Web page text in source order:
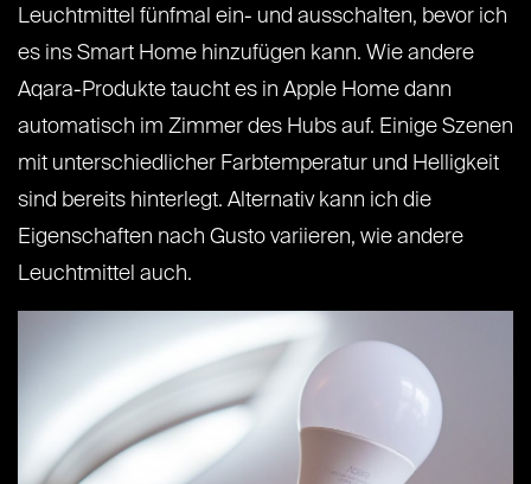
Leuchtmittel fünfmal ein- und ausschalten, bevor ich
es ins Smart Home hinzufügen kann. Wie andere
Aqara-Produkte taucht es in Apple Home dann
automatisch im Zimmer des Hubs auf. Einige Szenen
mit unterschiedlicher Farbtemperatur und Helligkeit
sind bereits hinterlegt. Alternativ kann ich die
Eigenschaften nach Gusto variieren, wie andere
Leuchtmittel auch.